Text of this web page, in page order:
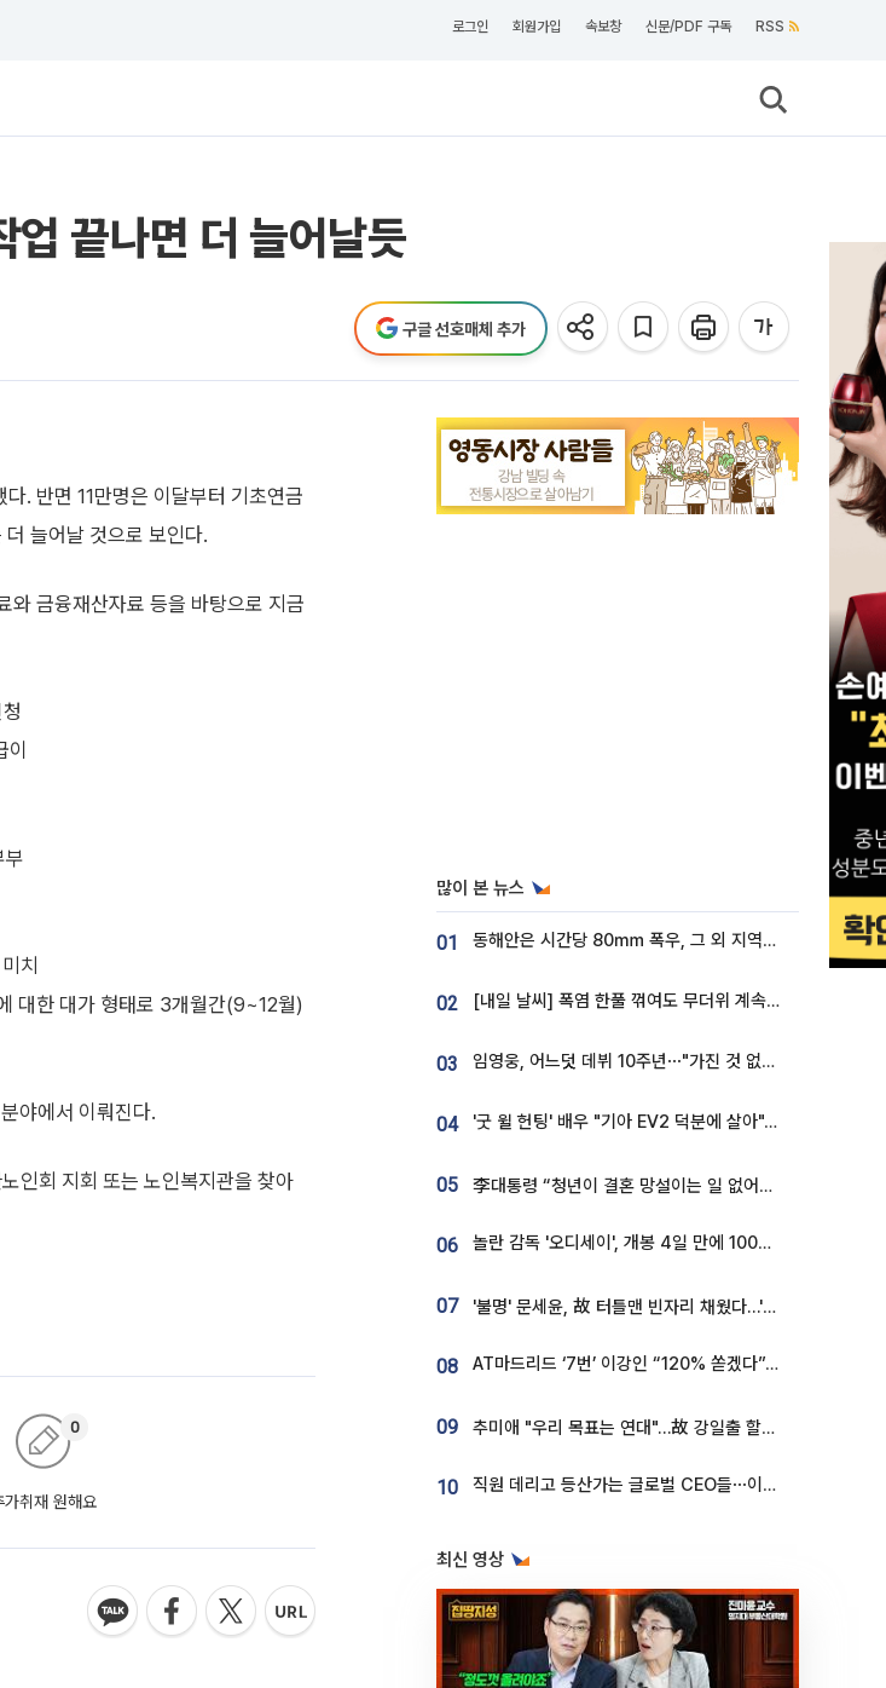
로그인 회원가입 속보창 신문/PDF 구독 RSS
끝나면 더 늘어날듯
구글 선호매체 추가
. 반면 11만명은 이달부터 기초연금
늘어날 것으로 보인다.
금융재산자료 등을 바탕으로 지금
부
치
대한 대가 형태로 3개월간(9~12월)
야에서 이뤄진다.
인회 지회 또는 노인복지관을 찾아
가취재 원해요
0
많이 본 뉴스
01 동해안은 시간당 80㎜ 폭우, 그 외 지역은 폭염…‘극과 극 날씨’
02 [내일 날씨] 폭염 한풀 꺾여도 무더위 계속⋯동해안 이틀 연속 비
03 임영웅, 어느덧 데뷔 10주년⋯"가진 것 없던 시절, 내 앞엔 20명의 팬뿐"
04 '굿 윌 헌팅' 배우 "기아 EV2 덕분에 살아"…교통사고 후 안전성 극찬
05 李대통령 “청년이 결혼 망설이는 일 없어야...제도상 불이익 조사”
06 놀란 감독 '오디세이', 개봉 4일 만에 100만 돌파⋯'왕사남' 보다 빠르다
07 '불명' 문세윤, 故 터틀맨 빈자리 채웠다…'거북이' 눈물의 최종 우승
08 AT마드리드 ‘7번’ 이강인 “120% 쏟겠다”⋯시메오네 감독 “필요한 선수”
09 추미애 "우리 목표는 연대"…故 강일출 할머니 흉상 제막
10 직원 데리고 등산가는 글로벌 CEO들⋯이유 있었네
최신 영상